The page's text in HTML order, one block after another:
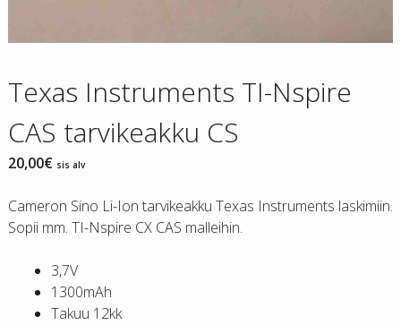
Texas Instruments TI-Nspire
CAS tarvikeakku CS
20,00€ sis alv
Cameron Sino Li-Ion tarvikeakku Texas Instruments laskimiin.
Sopii mm. TI-Nspire CX CAS malleihin.
3,7V
1300mAh
Takuu 12kk